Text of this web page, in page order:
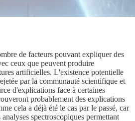
de facteurs pouvant expliquer des
ceux que peuvent produire
artificielles. L'existence potentielle
par la communauté scientifique et
d'explications face à certaines
probablement des explications
cela a déjà été le cas par le passé, car
spectroscopiques permettant